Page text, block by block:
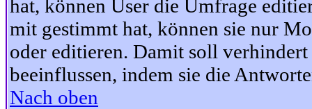
hat, können User die Umfrage
mit gestimmt hat, können sie nur
oder editieren. Damit soll
beeinflussen, indem sie die
Nach oben